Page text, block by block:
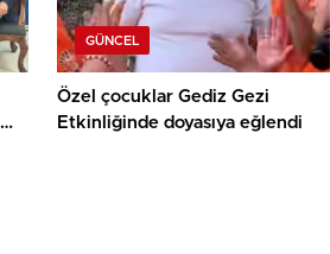
GÜNCEL
Özel çocuklar Gediz Gezi
Etkinliğinde doyasıya eğlendi